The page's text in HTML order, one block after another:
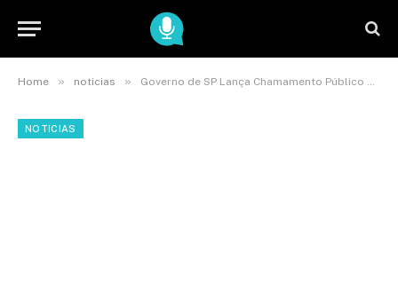
Home » noticias » Governo de SP Lança Chamamento Público para o Sistran-SP
NOTICIAS